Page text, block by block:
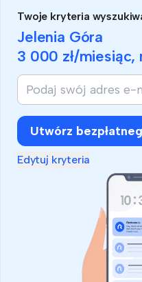
Twoje kryteria
Jelenia Góra
3 000 zł/miesiąc,
Jeśli
jesteś
człowiekiem,
zignoruj
to
pole
Utwórz
Edytuj kryteria